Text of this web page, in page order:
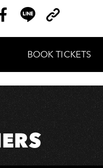
Facebook
on
LINE
Link
Copy
BOOK TICKETS